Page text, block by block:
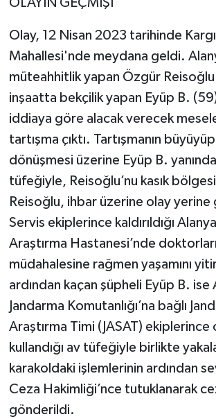
Olay, 12 Nisan 2023 tarihinde
Mahallesi'nde meydana geldi.
müteahhitlik yapan Özgür
inşaatta bekçilik yapan Eyüp B.
iddiaya göre alacak verecek
tartışma çıktı. Tartışmanın
dönüşmesi üzerine Eyüp B.
tüfeğiyle, Reisoğlu’nu kasık
Reisoğlu, ihbar üzerine olay yerine
Servis ekiplerince kaldırıldığı
Araştırma Hastanesi’nde
müdahalesine rağmen yaşamını
ardından kaçan şüpheli Eyüp B. ise
Jandarma Komutanlığı’na bağlı
Araştırma Timi (JASAT) ekiplerince
kullandığı av tüfeğiyle birlikte
karakoldaki işlemlerinin ardından
Ceza Hakimliği’nce tutuklanarak
gönderildi.